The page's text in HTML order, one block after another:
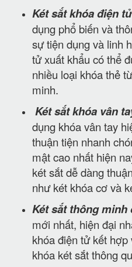
Két sắt khóa điện tử
dụng phổ biến và
sự tiện dụng và linh
tử xuất khẩu có thể
nhiều loại khóa thẻ
minh.
Két sắt khóa vân
dụng khóa vân tay
thuận tiện nhanh
mật cao nhất hiện
két sắt dễ dàng
như két khóa cơ và
Két sắt thông minh
mới nhất, hiện đại
khóa điện tử kết
khóa két sắt thông